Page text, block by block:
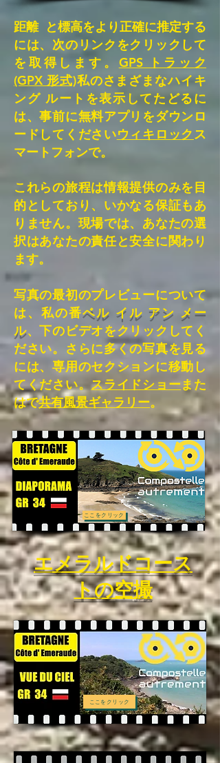
距離 と標高をより正確に推定する
には、次のリンクをクリックして
を取得します。 GPS トラック
(GPX 形式)私のさまざまなハイキ
ング ルートを表示してたどるに
は、事前に無料アプリをダウンロ
ードしてくださいウィキロックス
マートフォンで。
これらの旅程は情報提供のみを目
的としており、いかなる保証もあ
りません。現場では、あなたの選
択はあなたの責任と安全に関わり
ます。
写真の最初のプレビューについて
は、私の番ベル イル アン メー
ル、下のビデオをクリックしてく
ださい。さらに多くの写真を見る
には、専用のセクションに移動し
てください。 スライドショーまた
はで共有風景ギャラリー。
ここをクリック
エメラルドコース
トの空撮
ここをクリック